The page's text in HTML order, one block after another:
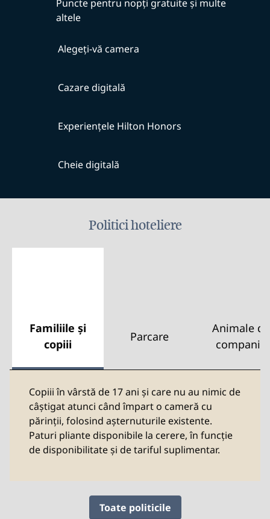
Puncte pentru nopți gratuite și multe
altele
Alegeți-vă camera
Cazare digitală
Experiențele Hilton Honors
Cheie digitală
Politici hoteliere
Familiile și
copiii
Parcare
Animale de
companie
Copiii în vârstă de 17 ani și care nu au nimic de
câștigat atunci când împart o cameră cu
părinții, folosind așternuturile existente.
Paturi pliante disponibile la cerere, în funcție
de disponibilitate și de tariful suplimentar.
Toate politicile